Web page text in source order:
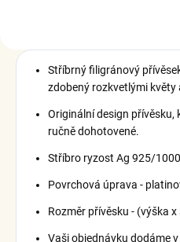
Stříbrný filigránový
zdobený rozkvetlými květy
Originální design
ručně dohotovené.
Stříbro ryzost Ag 925/
Povrchová úprava -
Rozměr přívěsku - (výška
Vaši objednávku dodáme v